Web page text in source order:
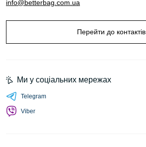
info@betterbag.com.ua
Перейти до контактів
Ми у соціальних мережах
Telegram
Viber